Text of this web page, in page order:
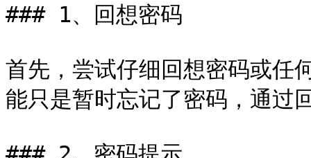
### 1、回想密码
首先，尝试仔细回想密码或任
能只是暂时忘记了密码，通过